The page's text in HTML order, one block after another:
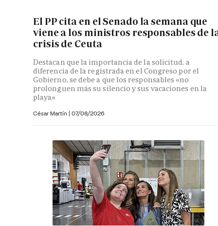
El PP cita en el Senado la semana que
viene a los ministros responsables de
crisis de Ceuta
Destacan que la importancia de la solicitud, a
diferencia de la registrada en el Congreso por el
Gobierno, se debe a que los responsables «no
prolonguen más su silencio y sus vacaciones en la
playa»
César Martín | 07/08/2026